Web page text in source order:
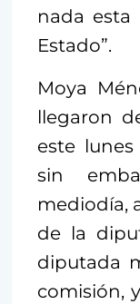
nada esta
Estado”.
Moya
llegaron
este
sin
mediodía,
de la
diputada
comisión,